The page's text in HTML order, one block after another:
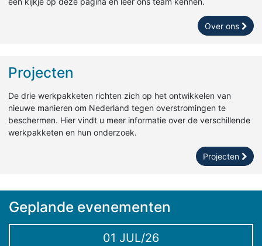
Over ons
Projecten
De drie werkpakketen richten zich op het ontwikkelen van
nieuwe manieren om Nederland tegen overstromingen te
beschermen. Hier vindt u meer informatie over de verschillende
werkpakketen en hun onderzoek.
Projecten
Geplande evenementen
01 JUL/26